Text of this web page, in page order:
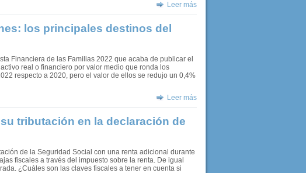
Leer más
los principales destinos del
Financiera de las Familias 2022 que acaba de publicar el
real o financiero por valor medio que ronda los
respecto a 2020, pero el valor de ellos se redujo un 0,4%
Leer más
tributación en la declaración de
de la Seguridad Social con una renta adicional durante
fiscales a través del impuesto sobre la renta. De igual
¿Cuáles son las claves fiscales a tener en cuenta si